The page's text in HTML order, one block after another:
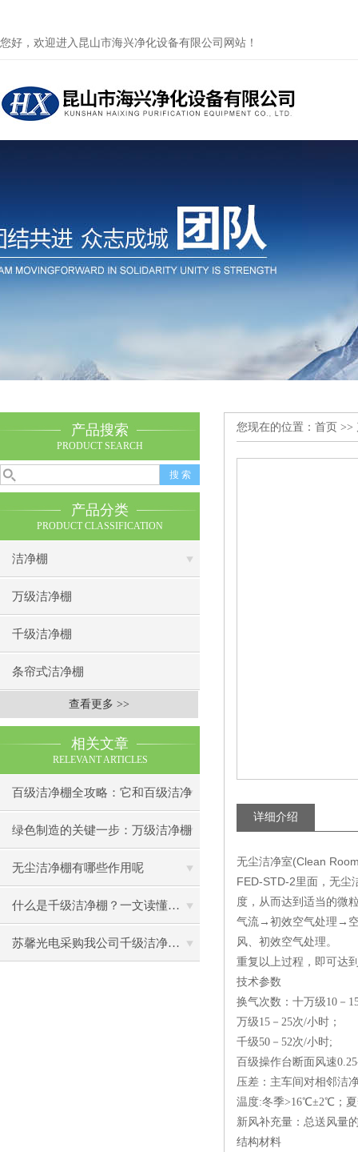
您好，欢迎进入昆山市海兴净化设备有限公司网站！
产品搜索
PRODUCT SEARCH
产品分类
PRODUCT CLASSIFICATION
洁净棚
万级洁净棚
千级洁净棚
条帘式洁净棚
查看更多 >>
相关文章
RELEVANT ARTICLES
百级洁净棚全攻略：它和百级洁净
室到底有什么区别？
绿色制造的关键一步：万级洁净棚
助力环保型半导体产业发展
无尘洁净棚有哪些作用呢
什么是千级洁净棚？一文读懂其结构特点与局部净化优势
苏馨光电采购我公司千级洁净棚普通工作台一批（7月07日）已顺利交货
您现在的位置： 首页 >>
详细介绍
无尘洁净室(Clean
FED-STD-2里面，无尘
度，从而达到适当的微
气流→初效空气处理→
风、初效空气处理。
重复以上过程，即可达
技术参数
换气次数：十万级10－
万级15－25次/小时；
千级50－52次/小时;
百级操作台断面风速
压差：主车间对相邻洁
温度:冬季>16℃±2℃；
新风补充量：总送风量
结构材料